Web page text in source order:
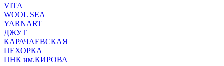
VITA
WOOL SEA
YARNART
ДЖУТ
КАРАЧАЕВСКАЯ
ПЕХОРКА
ПНК им.КИРОВА